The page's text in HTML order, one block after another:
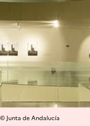
© Junta de Andalucía